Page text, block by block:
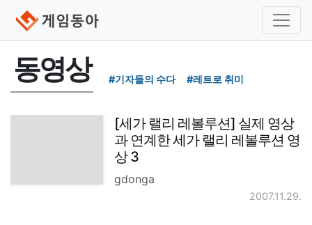
동영상 #기자들의 수다 #레트로 취미
[세가 랠리 레볼루션] 실제 영상
과 연계한 세가 랠리 레볼루션 영
상 3
gdonga
2007.11.29.